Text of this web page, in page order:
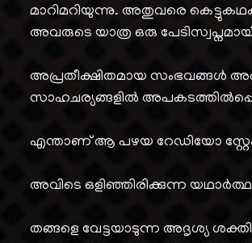
മാറിമറിയുന്നു. അതുവരെ
അവരുടെ യാത്ര ഒരു
അപ്രതീക്ഷിതമായ സംഭവങ്ങൾ
സാഹചര്യങ്ങളിൽ
എന്താണ് ആ പഴയ റേഡിയോ
അവിടെ ഒളിഞ്ഞിരിക്കുന്ന
തങ്ങളെ വേട്ടയാടുന്ന അദൃശ്യ